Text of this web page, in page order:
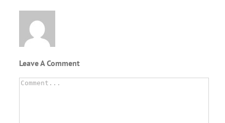
Leave A Comment
Comment